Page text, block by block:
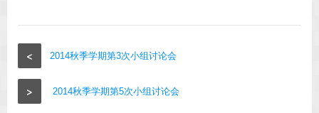
< 2014秋季学期第3次小组讨论会
> 2014秋季学期第5次小组讨论会